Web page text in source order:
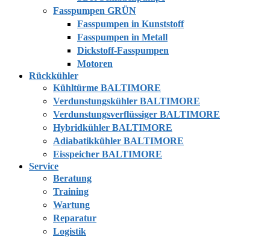
Fasspumpen GRÜN
Fasspumpen in Kunststoff
Fasspumpen in Metall
Dickstoff-Fasspumpen
Motoren
Rückkühler
Kühltürme BALTIMORE
Verdunstungskühler BALTIMORE
Verdunstungsverflüssiger BALTIMORE
Hybridkühler BALTIMORE
Adiabatikkühler BALTIMORE
Eisspeicher BALTIMORE
Service
Beratung
Training
Wartung
Reparatur
Logistik